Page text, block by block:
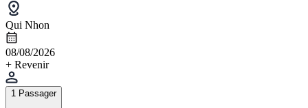
Qui Nhon
08/08/2026
+ Revenir
1 Passager